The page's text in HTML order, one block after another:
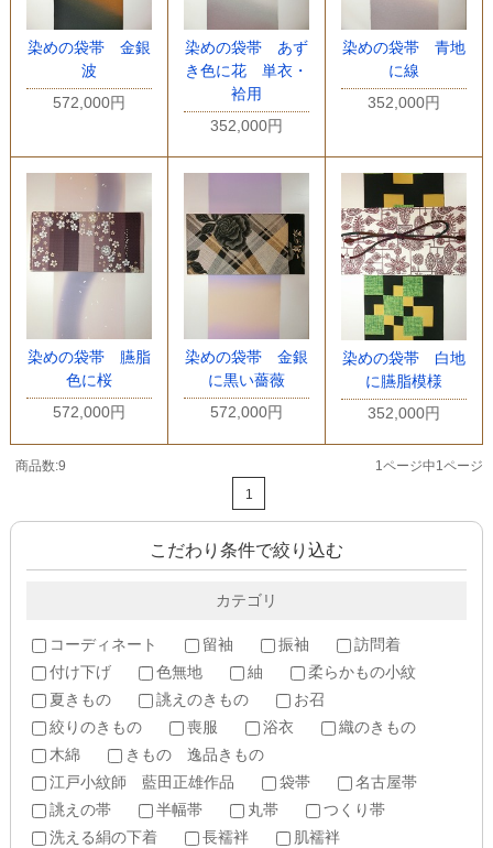
染めの袋帯 金銀
波
572,000円
染めの袋帯 あず
き色に花 単衣・
袷用
352,000円
染めの袋帯 青地
に線
352,000円
染めの袋帯 臙脂
色に桜
572,000円
染めの袋帯 金銀
に黒い薔薇
572,000円
染めの袋帯 白地
に臙脂模様
352,000円
商品数:9
1ページ中1ページ
1
こだわり条件で絞り込む
カテゴリ
コーディネート 留袖 振袖
訪問着
付け下げ
色無地 紬
柔らかもの小紋
夏きもの
誂えのきもの
お召
絞りのきもの
喪服 浴衣
織のきもの
木綿
きもの 逸品きもの
江戸小紋師 藍田正雄作品
袋帯
名古屋帯
誂えの帯
半幅帯 丸帯
つくり帯
洗える絹の下着
長襦袢
肌襦袢